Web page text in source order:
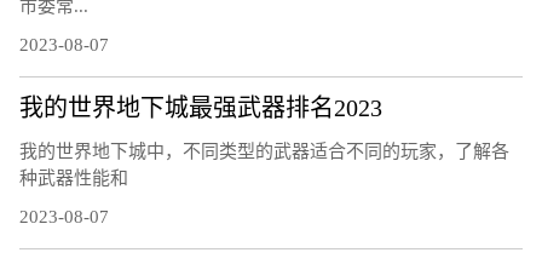
市委常...
2023-08-07
我的世界地下城最强武器排名2023
我的世界地下城中，不同类型的武器适合不同的玩家，了解各
种武器性能和
2023-08-07